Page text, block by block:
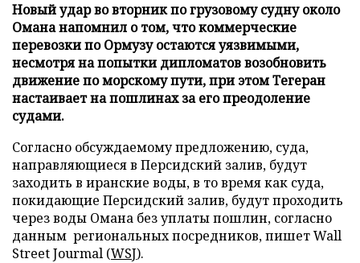
Новый удар во вторник по грузовому судну около
Омана напомнил о том, что коммерческие
перевозки по Ормузу остаются уязвимыми,
несмотря на попытки дипломатов возобновить
движение по морскому пути, при этом Тегеран
настаивает на пошлинах за его преодоление
судами.
Согласно обсуждаемому предложению, суда,
направляющиеся в Персидский залив, будут
заходить в иранские воды, в то время как суда,
покидающие Персидский залив, будут проходить
через воды Омана без уплаты пошлин, согласно
данным региональных посредников, пишет Wall
Street Jourmal (WSJ).